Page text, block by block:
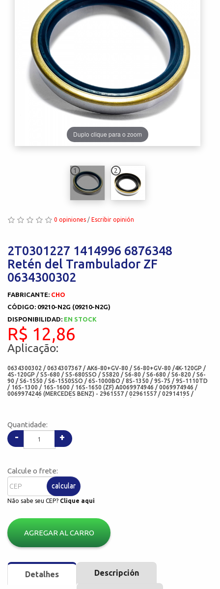
1 2
Duplo clique para o zoom
0 opiniones / Escribir opinión
2T0301227 1414996 6876348
Retén del Trambulador ZF
0634300302
FABRICANTE: CHO
CÓDIGO: 09210-N2G (09210-N2G)
DISPONIBILIDAD: EN STOCK
R$ 12,86
Aplicação:
0634300302 / 0634307367 / AK6-80+GV-80 / S6-80+GV-80 /4K-120GP /
4S-120GP / S5-680 / S5-680SSO / S5820 / S6-80 / S6-680 / S6-820 / S6-
90 / S6-1550 / S6-1550SSO / 6S-1000BO / 8S-1350 / 9S-75 / 9S-1110TD
/ 16S-1300 / 16S-1600 / 16S-1650 (ZF) A0069974946 / 0069974946 /
0069974246 (MERCEDES BENZ) - 2961557 / 02961557 / 02914195 /
01125141 / 40101080 (IVECO) - 212001318 / RK 430B (RANDON) -
TECHINIC) - 038.083 / 038083 (ELRING) - 95531247 (EURORICAMBI) -
5209BAG / 5209 (ARCA RETENTORES) - 09210-N2G / 08910-N1G (CHO)
Quantidade:
- +
Calcule o frete:
calcular
Não sabe seu CEP? Clique aqui
AGREGAR AL CARRO
Detalhes Descripción